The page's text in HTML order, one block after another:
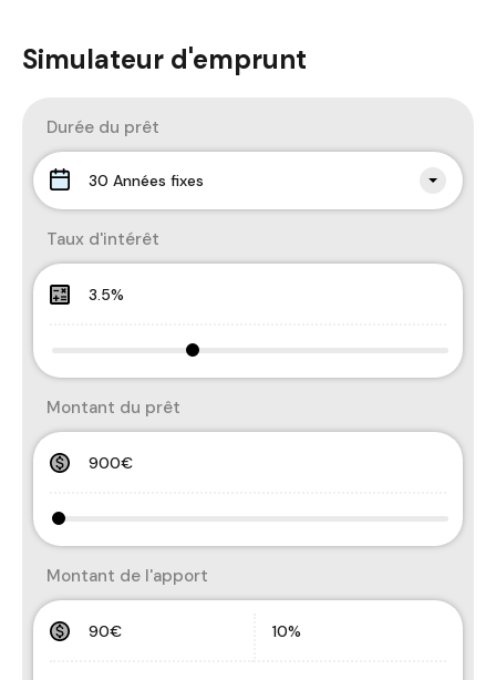
Simulateur d'emprunt
Durée du prêt
30 Années fixes
Taux d'intérêt
Montant du prêt
Montant de l'apport